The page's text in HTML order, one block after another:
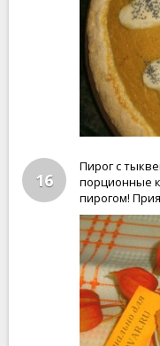
16
Пирог с
порционные
пирогом!